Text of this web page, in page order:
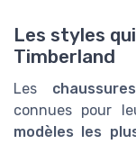
Les styles
Timberland
Les
connues pour
modèles les